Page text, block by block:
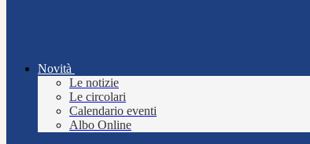
Novità
Le notizie
Le circolari
Calendario eventi
Albo Online